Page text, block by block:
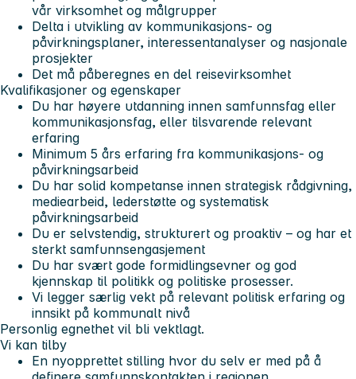
vår virksomhet og målgrupper
Delta i utvikling av kommunikasjons- og
påvirkningsplaner, interessentanalyser og nasjonale
prosjekter
Det må påberegnes en del reisevirksomhet
Kvalifikasjoner og egenskaper
Du har høyere utdanning innen samfunnsfag eller
kommunikasjonsfag, eller tilsvarende relevant
erfaring
Minimum 5 års erfaring fra kommunikasjons- og
påvirkningsarbeid
Du har solid kompetanse innen strategisk rådgivning,
mediearbeid, lederstøtte og systematisk
påvirkningsarbeid
Du er selvstendig, strukturert og proaktiv – og har et
sterkt samfunnsengasjement
Du har svært gode formidlingsevner og god
kjennskap til politikk og politiske prosesser.
Vi legger særlig vekt på relevant politisk erfaring og
innsikt på kommunalt nivå
Personlig egnethet vil bli vektlagt.
Vi kan tilby
En nyopprettet stilling hvor du selv er med på å